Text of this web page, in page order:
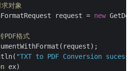
对象
request =
new
格式
"TXT to PDF Conversion
ex)